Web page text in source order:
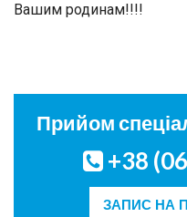
Вашим родинам!!!!
Прийом
+38
ЗАПИС НА